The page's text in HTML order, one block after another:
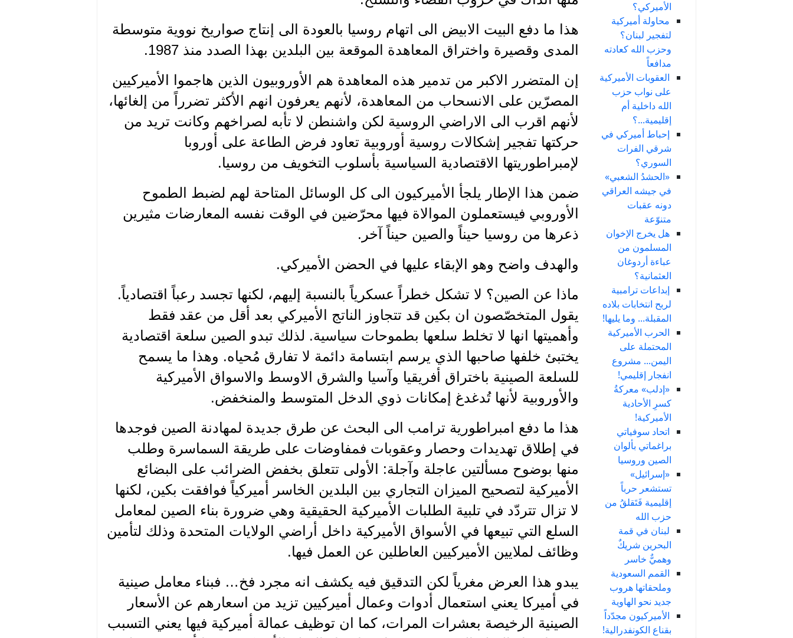
الأميركي؟
محاولة أميركية
لتفجير لبنان؟
وحزب الله كعادته
مدافعاً
العقوبات الأميركية
على نواب حزب
الله داخلية أم
إقليمية...؟
إحباط أميركي في
شرقي الفرات
السوري؟
«الحشدُ الشعبي»
في جيشه العراقي
دونه عقبات
متنوّعة
هل يخرج الإخوان
المسلمون من
عباءة أردوغان
العثمانية؟
إبداعات ترامبية
لربح انتخابات بلاده
المقبلة... وما يليها!
الحرب الأميركية
المحتملة على
اليمن... مشروع
انفجار إقليمي!
«إدلب» معركةُ
كسرِ الأحادية
الأميركية!
اتحاد سوفياتي
براغماتي بألوان
الصين وروسيا
«إسرائيل»
تستشعر حرباً
إقليمية فَتَقلقُ من
حزب الله
لبنان في قمة
البحرين شريكٌ
وهميٌّ خاسر
القمم السعودية
وملحقاتها هروب
جديد نحو الهاوية
الأميركيون مجدّداً
بقناع الكونفدرالية!
هذا ما دفع البيت الابيض الى اتهام روسيا بالعودة الى إنتاج صواريخ نووية متوسطة
المدى وقصيرة واختراق المعاهدة الموقعة بين البلدين بهذا الصدد منذ 1987.
إن المتضرر الاكبر من تدمير هذه المعاهدة هم الأوروبيون الذين هاجموا الأميركيين
المصرّين على الانسحاب من المعاهدة، لأنهم يعرفون انهم الأكثر تضرراً من إلغائها،
لأنهم اقرب الى الاراضي الروسية لكن واشنطن لا تأبه لصراخهم وكانت تريد من
حركتها تفجير إشكالات روسية أوروبية تعاود فرض الطاعة على أوروبا
لإمبراطوريتها الاقتصادية السياسية بأسلوب التخويف من روسيا.
ضمن هذا الإطار يلجأ الأميركيون الى كل الوسائل المتاحة لهم لضبط الطموح
الأوروبي فيستعملون الموالاة فيها محرّضين في الوقت نفسه المعارضات مثيرين
ذعرها من روسيا حيناً والصين حيناً آخر.
والهدف واضح وهو الإبقاء عليها في الحضن الأميركي.
ماذا عن الصين؟ لا تشكل خطراً عسكرياً بالنسبة إليهم، لكنها تجسد رعباً اقتصادياً.
يقول المتخصّصون ان بكين قد تتجاوز الناتج الأميركي بعد أقل من عقد فقط
وأهميتها انها لا تخلط سلعها بطموحات سياسية. لذلك تبدو الصين سلعة اقتصادية
يختبئ خلفها صاحبها الذي يرسم ابتسامة دائمة لا تفارق مُحياه. وهذا ما يسمح
للسلعة الصينية باختراق أفريقيا وآسيا والشرق الاوسط والاسواق الأميركية
والأوروبية لأنها تُدغدغ إمكانات ذوي الدخل المتوسط والمنخفض.
هذا ما دفع امبراطورية ترامب الى البحث عن طرق جديدة لمهادنة الصين فوجدها
في إطلاق تهديدات وحصار وعقوبات فمفاوضات على طريقة السماسرة وطلب
منها بوضوح مسألتين عاجلة وآجلة: الأولى تتعلق بخفض الضرائب على البضائع
الأميركية لتصحيح الميزان التجاري بين البلدين الخاسر أميركياً فوافقت بكين، لكنها
لا تزال تتردّد في تلبية الطلبات الأميركية الحقيقية وهي ضرورة بناء الصين لمعامل
السلع التي تبيعها في الأسواق الأميركية داخل أراضي الولايات المتحدة وذلك لتأمين
وظائف لملايين الأميركيين العاطلين عن العمل فيها.
يبدو هذا العرض مغرياً لكن التدقيق فيه يكشف انه مجرد فخ… فبناء معامل صينية
في أميركا يعني استعمال أدوات وعمال أميركيين تزيد من اسعارهم عن الأسعار
الصينية الرخيصة بعشرات المرات، كما ان توظيف عمالة أميركية فيها يعني التسبب